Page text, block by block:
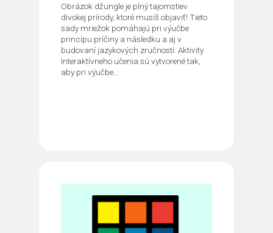
Obrázok džungle je plný tajomstiev
divokej prírody, ktoré musíš objaviť! Tieto
sady mriežok pomáhajú pri výučbe
princípu príčiny a následku a aj v
budovaní jazykových zručností. Aktivity
Interaktívneho učenia sú vytvorené tak,
aby pri výučbe...